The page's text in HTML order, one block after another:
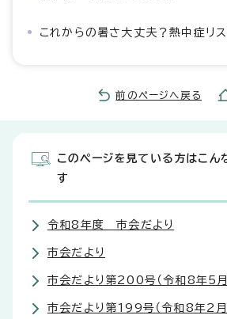
これからの暑さ大丈夫？熱中症リ
前のページへ戻る
このページを見ている方はこん
す
令和8年度 市会だより
市会だより
市会だより第200号（令和8年5月
市会だより第199号（令和8年2月